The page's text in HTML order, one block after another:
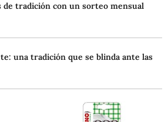
de tradición con un sorteo mensual
una tradición que se blinda ante las